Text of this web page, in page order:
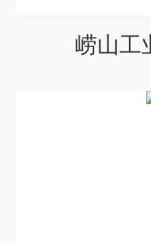
崂山工